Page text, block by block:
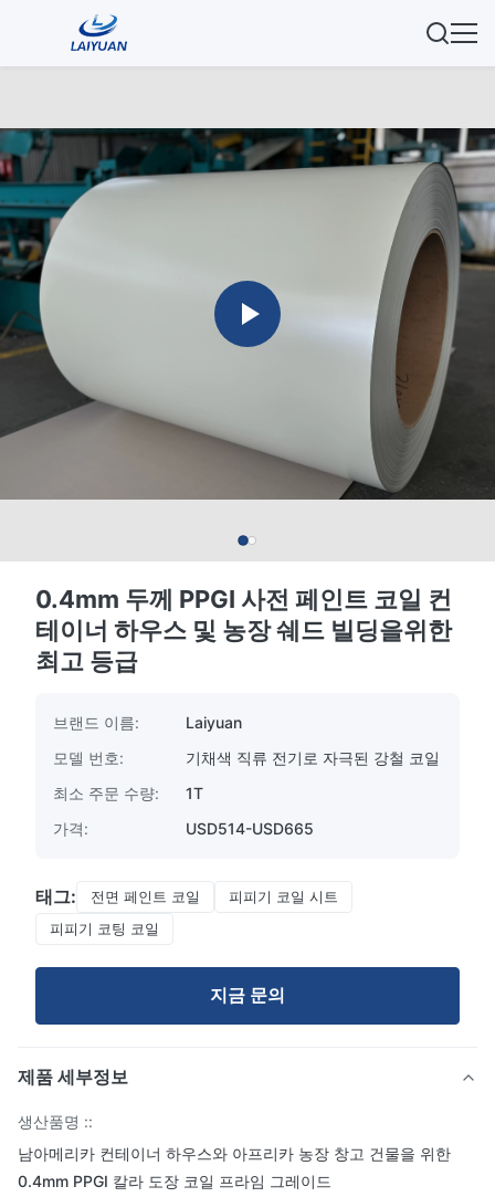
0.4mm 두께 PPGI 사전 페인트 코일 컨
테이너 하우스 및 농장 쉐드 빌딩을위한
최고 등급
브랜드 이름:
Laiyuan
모델 번호:
기채색 직류 전기로 자극된 강철 코일
최소 주문 수량:
1T
가격:
USD514-USD665
태그: 전면 페인트 코일
피피기 코일 시트
피피기 코팅 코일
지금 문의
제품 세부정보
생산품명 ::
남아메리카 컨테이너 하우스와 아프리카 농장 창고 건물을 위한
0.4mm PPGI 칼라 도장 코일 프라임 그레이드